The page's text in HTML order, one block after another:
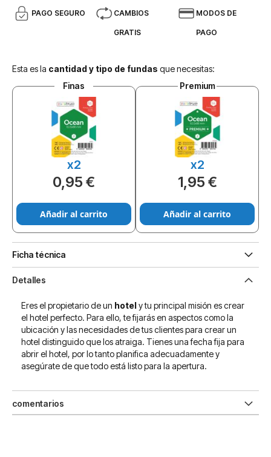
PAGO SEGURO CAMBIOS
GRATIS
MODOS DE
PAGO
Esta es la cantidad y tipo de fundas que necesitas:
Finas
x2
0,95 €
Añadir al carrito
Premium
x2
1,95 €
Añadir al carrito
Ficha técnica
Detalles
Eres el propietario de un hotely tu principal misión es crear
el hotel perfecto. Para ello, te fijarás en aspectos como la
ubicación y las necesidades de tus clientes para crear un
hotel distinguido que los atraiga. Tienes una fecha fija para
abrir el hotel, por lo tanto planifica adecuadamente y
asegúrate de que todo está listo para la apertura.
comentarios